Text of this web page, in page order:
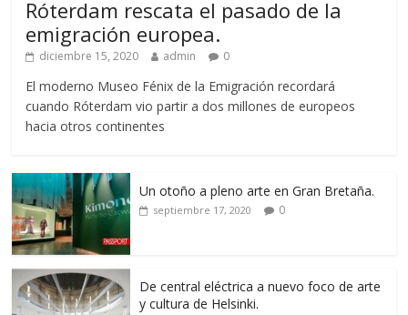
Róterdam rescata el pasado de la
emigración europea.
diciembre 15, 2020 admin 0
El moderno Museo Fénix de la Emigración recordará
cuando Róterdam vio partir a dos millones de europeos
hacia otros continentes
Un otoño a pleno arte en Gran Bretaña.
septiembre 17, 2020 0
De central eléctrica a nuevo foco de arte
y cultura de Helsinki.